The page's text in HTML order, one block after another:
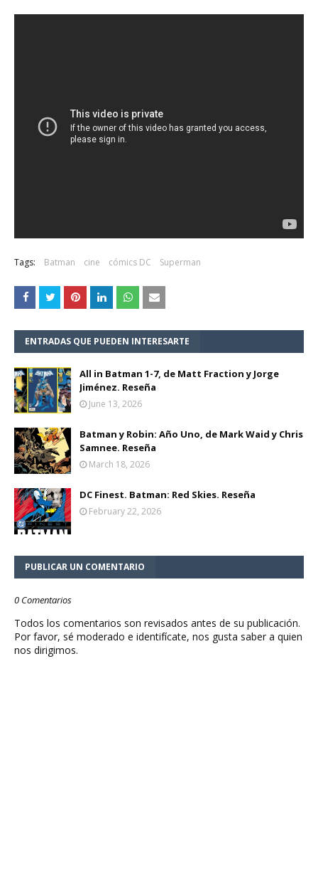
Tags: Batman cine cómics DC Superman
ENTRADAS QUE PUEDEN INTERESARTE
All in Batman 1-7, de Matt Fraction y Jorge
Jiménez. Reseña
June 13, 2026
Batman y Robin: Año Uno, de Mark Waid y Chris
Samnee. Reseña
March 18, 2026
DC Finest. Batman: Red Skies. Reseña
February 22, 2026
PUBLICAR UN COMENTARIO
0 Comentarios
Todos los comentarios son revisados antes de su publicación.
Por favor, sé moderado e identifícate, nos gusta saber a quien
nos dirigimos.